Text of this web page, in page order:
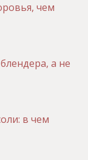
чем
а не
в чем